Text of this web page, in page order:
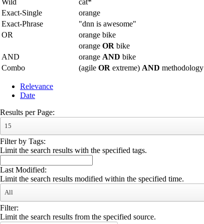
Wild
cat*
Exact-Single
orange
Exact-Phrase
"dnn is awesome"
OR
orange bike
orange OR bike
AND
orange AND bike
Combo
(agile OR extreme) AND methodology
Relevance
Date
Results per Page:
15
Filter by Tags:
Limit the search results with the specified tags.
Last Modified:
Limit the search results modified within the specified time.
All
Filter:
Limit the search results from the specified source.